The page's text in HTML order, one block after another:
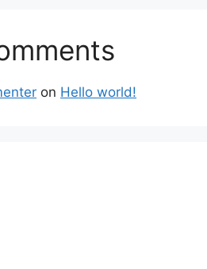
on Hello world!